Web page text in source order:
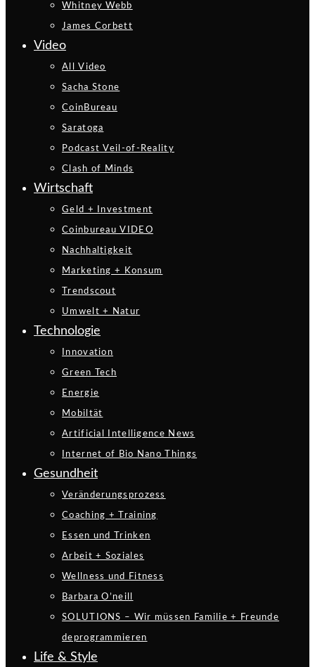
Whitney Webb
James Corbett
Video
All Video
Sacha Stone
CoinBureau
Saratoga
Podcast Veil-of-Reality
Clash of Minds
Wirtschaft
Geld + Investment
Coinbureau VIDEO
Nachhaltigkeit
Marketing + Konsum
Trendscout
Umwelt + Natur
Technologie
Innovation
Green Tech
Energie
Mobiltät
Artificial Intelligence News
Internet of Bio Nano Things
Gesundheit
Veränderungsprozess
Coaching + Training
Essen und Trinken
Arbeit + Soziales
Wellness und Fitness
Barbara O’neill
SOLUTIONS – Wir müssen Familie + Freunde
deprogrammieren
Life & Style